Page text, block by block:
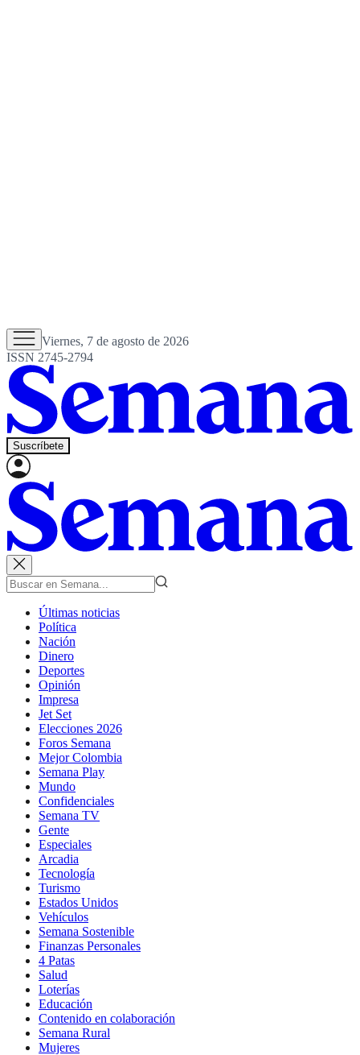
Viernes, 7 de agosto de 2026
ISSN 2745-2794
Suscríbete
Últimas noticias
Política
Nación
Dinero
Deportes
Opinión
Impresa
Jet Set
Elecciones 2026
Foros Semana
Mejor Colombia
Semana Play
Mundo
Confidenciales
Semana TV
Gente
Especiales
Arcadia
Tecnología
Turismo
Estados Unidos
Vehículos
Semana Sostenible
Finanzas Personales
4 Patas
Salud
Loterías
Educación
Contenido en colaboración
Semana Rural
Mujeres